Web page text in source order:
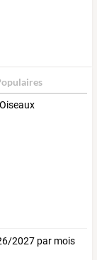
2027 par mois